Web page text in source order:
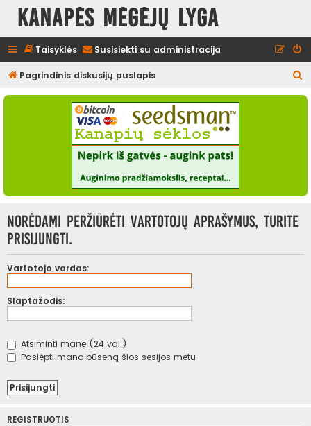
Kanapės mėgėjų lyga
Taisyklės Susisiekti su administracija
Pagrindinis diskusijų puslapis
e
Norėdami peržiūrėti vartotojų aprašymus, turite
prisijungti.
Vartotojo vardas:
Slaptažodis:
Atsiminti mane (24 val.)
Paslėpti mano būseną šios sesijos metu
REGISTRUOTIS